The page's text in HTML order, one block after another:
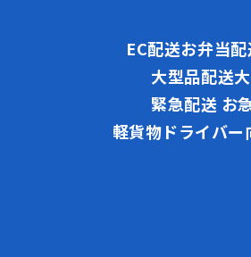
EC配送お弁当配
大型品配送
緊急配送 お
軽貨物ドライバー